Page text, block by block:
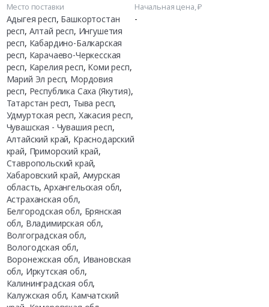
Место поставки
Адыгея респ, Башкортостан
респ, Алтай респ, Ингушетия
респ, Кабардино-Балкарская
респ, Карачаево-Черкесская
респ, Карелия респ, Коми респ,
Марий Эл респ, Мордовия
респ, Республика Саха (Якутия),
Татарстан респ, Тыва респ,
Удмуртская респ, Хакасия респ,
Чувашская - Чувашия респ,
Алтайский край, Краснодарский
край, Приморский край,
Ставропольский край,
Хабаровский край, Амурская
область,Архангельская обл,
Астраханская обл,
Белгородская обл, Брянская
обл, Владимирская обл,
Волгоградская обл,
Вологодская обл,
Воронежская обл, Ивановская
обл, Иркутская обл,
Калининградская обл,
Калужская обл, Камчатский
Начальная цена, ₽
-